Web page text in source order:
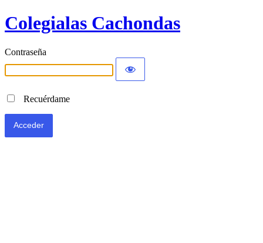
Colegialas Cachondas
Contraseña
Recuérdame